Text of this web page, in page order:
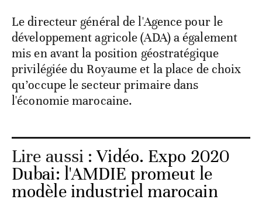
Le directeur général de l'Agence pour le
développement agricole (ADA) a également
mis en avant la position géostratégique
privilégiée du Royaume et la place de choix
qu’occupe le secteur primaire dans
l'économie marocaine.
Lire aussi :Vidéo. Expo 2020
Dubai: l'AMDIE promeut le
modèle industriel marocain